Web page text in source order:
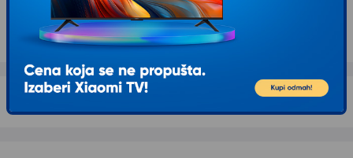
Opis proizvoda GOPRO Dive Housing Kućište
za kameru